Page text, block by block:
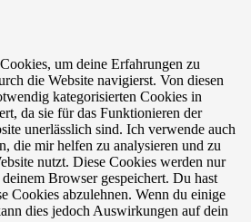
um deine Erfahrungen zu
die Website navigierst. Von diesen
kategorisierten Cookies in
da sie für das Funktionieren der
unerlässlich sind. Ich verwende auch
die mir helfen zu analysieren und zu
nutzt. Diese Cookies werden nur
Browser gespeichert. Du hast
Cookies abzulehnen. Wenn du einige
dies jedoch Auswirkungen auf dein